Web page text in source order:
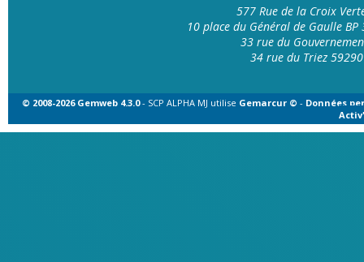
577 Rue de la Croix
10 place du Général de Gaulle BP
33 rue du
34 rue du Triez 59290
© 2008-2026 Gemweb 4.3.0- SCP ALPHA MJ utilise Gemarcur © - Données